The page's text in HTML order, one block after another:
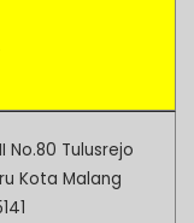
No.80 Tulusrejo
Kota Malang